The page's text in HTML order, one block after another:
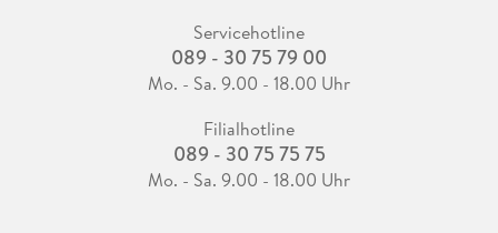
Servicehotline
089 - 30 75 79 00
Mo. - Sa. 9.00 - 18.00 Uhr
Filialhotline
089 - 30 75 75 75
Mo. - Sa. 9.00 - 18.00 Uhr